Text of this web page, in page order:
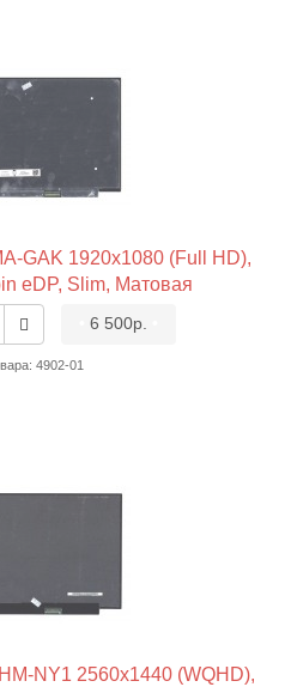
GAK 1920x1080 (Full HD),
eDP, Slim, Матовая
6 500р.
4902-01
NY1 2560x1440 (WQHD),